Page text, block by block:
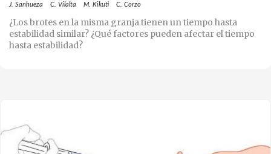
J. Sanhueza C. Vilalta M. Kikuti C. Corzo
¿Los brotes en la misma granja tienen un tiempo hasta
estabilidad similar? ¿Qué factores pueden afectar el tiempo
hasta estabilidad?